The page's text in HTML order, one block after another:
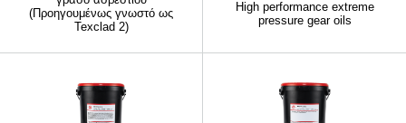
(Προηγουμένως γνωστό ως
Texclad 2)
High performance extreme
pressure gear oils